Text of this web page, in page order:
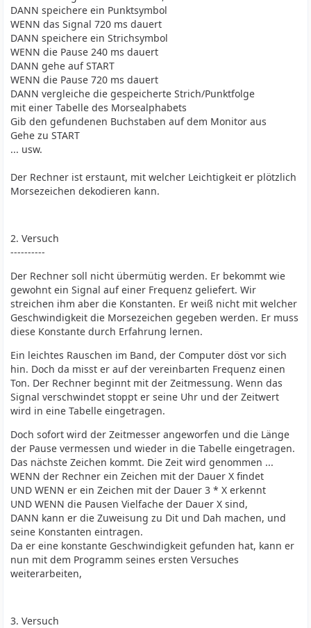
DANN speichere ein Punktsymbol
WENN das Signal 720 ms dauert
DANN speichere ein Strichsymbol
WENN die Pause 240 ms dauert
DANN gehe auf START
WENN die Pause 720 ms dauert
DANN vergleiche die gespeicherte Strich/Punktfolge
mit einer Tabelle des Morsealphabets
Gib den gefundenen Buchstaben auf dem Monitor aus
Gehe zu START
... usw.
Der Rechner ist erstaunt, mit welcher Leichtigkeit er plötzlich
Morsezeichen dekodieren kann.
2. Versuch
----------
Der Rechner soll nicht übermütig werden. Er bekommt wie
gewohnt ein Signal auf einer Frequenz geliefert. Wir
streichen ihm aber die Konstanten. Er weiß nicht mit welcher
Geschwindigkeit die Morsezeichen gegeben werden. Er muss
diese Konstante durch Erfahrung lernen.
Ein leichtes Rauschen im Band, der Computer döst vor sich
hin. Doch da misst er auf der vereinbarten Frequenz einen
Ton. Der Rechner beginnt mit der Zeitmessung. Wenn das
Signal verschwindet stoppt er seine Uhr und der Zeitwert
wird in eine Tabelle eingetragen.
Doch sofort wird der Zeitmesser angeworfen und die Länge
der Pause vermessen und wieder in die Tabelle eingetragen.
Das nächste Zeichen kommt. Die Zeit wird genommen ...
WENN der Rechner ein Zeichen mit der Dauer X findet
UND WENN er ein Zeichen mit der Dauer 3 * X erkennt
UND WENN die Pausen Vielfache der Dauer X sind,
DANN kann er die Zuweisung zu Dit und Dah machen, und
seine Konstanten eintragen.
Da er eine konstante Geschwindigkeit gefunden hat, kann er
nun mit dem Programm seines ersten Versuches
weiterarbeiten,
3. Versuch